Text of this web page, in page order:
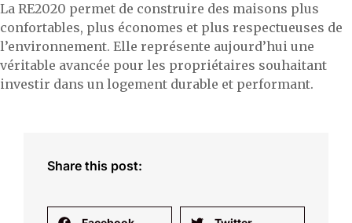
La RE2020 permet de construire des maisons plus
confortables, plus économes et plus respectueuses de
l’environnement. Elle représente aujourd’hui une
véritable avancée pour les propriétaires souhaitant
investir dans un logement durable et performant.
Share this post: